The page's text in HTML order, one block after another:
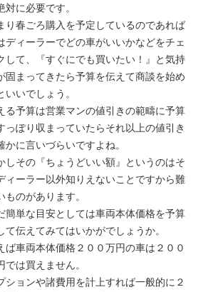
対に必要です。
り春ごろ購入を予定しているのであれば
ディーラーでどの車がいいかなどをチェ
して、『すぐにでも買いたい！』と気持
固まってきたら予算を伝えて商談を始め
いいでしょう。
る予算は営業マンの値引きの範疇に予算
っぽり収まっていたらそれ以上の値引き
かに言いづらいですよね。
しその『ちょうどいい額』というのはそ
ィーラー以外知りえないことですから難
ものがあります。
簡単な目安としては車両本体価格を予算
て伝えてみてはいかがでしょうか。
ば車両本体価格２００万円の車は２００
では買えません。
ションや諸費用を計上すれば一般的に２